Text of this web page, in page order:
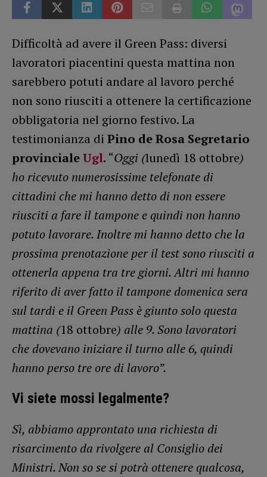
Difficoltà ad avere il Green Pass: diversi
lavoratori piacentini questa mattina non
sarebbero potuti andare al lavoro perché
non sono riusciti a ottenere la certificazione
obbligatoria nel giorno festivo. La
testimonianza di Pino de Rosa Segretario
provincialeUgl. “Oggi (lunedì 18 ottobre)
ho ricevuto numerosissime telefonate di
cittadini che mi hanno detto di non essere
riusciti a fare il tampone e quindi non hanno
potuto lavorare. Inoltre mi hanno detto che la
prossima prenotazione per il test sono riusciti a
ottenerla appena tra tre giorni. Altri mi hanno
riferito di aver fatto il tampone domenica sera
sul tardi e il Green Pass è giunto solo questa
mattina (18 ottobre) alle 9. Sono lavoratori
che dovevano iniziare il turno alle 6, quindi
hanno perso tre ore di lavoro”.
Vi siete mossi legalmente?
Sì, abbiamo approntato una richiesta di
risarcimento da rivolgere al Consiglio dei
Ministri. Non so se si potrà ottenere qualcosa,